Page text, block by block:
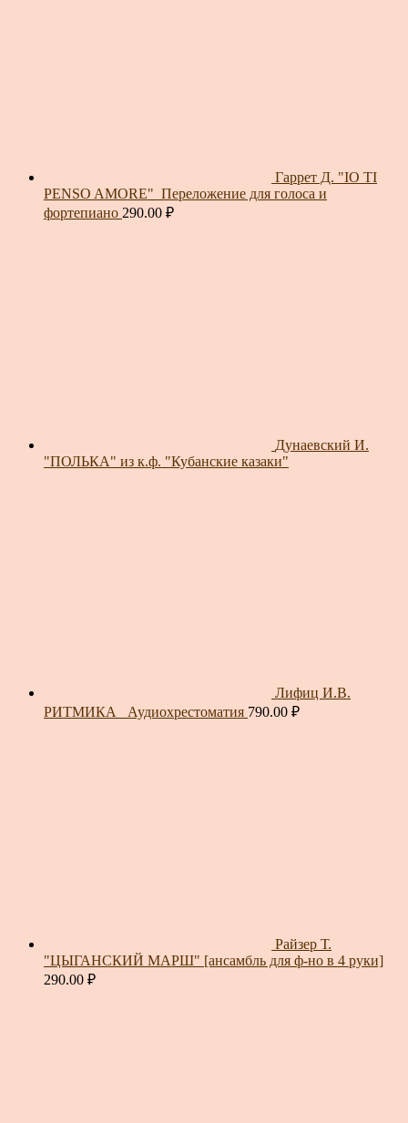
Гаррет Д. "IO TI
PENSO AMORE"_Переложение для голоса и
фортепиано 290.00 ₽
Дунаевский И.
"ПОЛЬКА" из к.ф. "Кубанские казаки"
Лифиц И.В.
РИТМИКА_ Аудиохрестоматия 790.00 ₽
Райзер Т.
"ЦЫГАНСКИЙ МАРШ" [ансамбль для ф-но в 4 руки]
290.00 ₽